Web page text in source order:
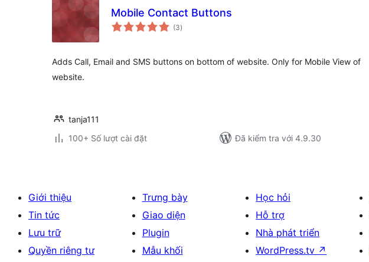
Mobile Contact Buttons
(3tổng
đánh
)
Adds Call, Email and SMS buttons on bottom of website. Only for Mobile View of
website.
tanja111
100+ Số lượt cài đặt
Đã kiểm tra với 4.9.30
Giới thiệu
Tin tức
Lưu trữ
Quyền riêng tư
Trưng bày
Giao diện
Plugin
Mẫu khối
Học hỏi
Hỗ trợ
Nhà phát triển
WordPress.tv ↗